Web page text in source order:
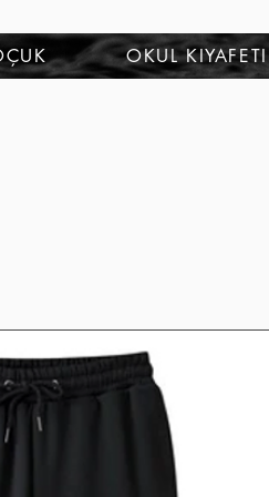
OKUL KIYAFETI